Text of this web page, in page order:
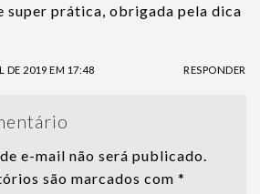
super prática, obrigada pela dica
DE 2019 EM 17:48 RESPONDER
e-mail não será publicado.
são marcados com *